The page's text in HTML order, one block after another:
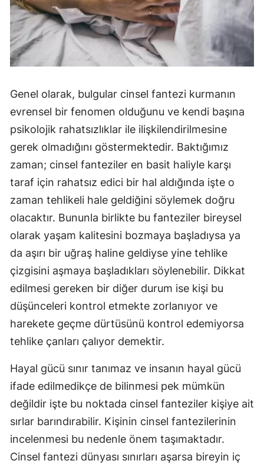
Genel olarak, bulgular cinsel fantezi kurmanın
evrensel bir fenomen olduğunu ve kendi başına
psikolojik rahatsızlıklar ile ilişkilendirilmesine
gerek olmadığını göstermektedir. Baktığımız
zaman; cinsel fanteziler en basit haliyle karşı
taraf için rahatsız edici bir hal aldığında işte o
zaman tehlikeli hale geldiğini söylemek doğru
olacaktır. Bununla birlikte bu fanteziler bireysel
olarak yaşam kalitesini bozmaya başladıysa ya
da aşırı bir uğraş haline geldiyse yine tehlike
çizgisini aşmaya başladıkları söylenebilir. Dikkat
edilmesi gereken bir diğer durum ise kişi bu
düşünceleri kontrol etmekte zorlanıyor ve
harekete geçme dürtüsünü kontrol edemiyorsa
tehlike çanları çalıyor demektir.
Hayal gücü sınır tanımaz ve insanın hayal gücü
ifade edilmedikçe de bilinmesi pek mümkün
değildir işte bu noktada cinsel fanteziler kişiye ait
sırlar barındırabilir. Kişinin cinsel fantezilerinin
incelenmesi bu nedenle önem taşımaktadır.
Cinsel fantezi dünyası sınırları aşarsa bireyin iç